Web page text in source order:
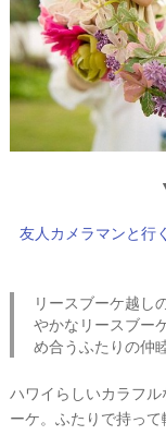
友人カメラマンと行
リースブーケ越し
やかなリースブー
め合うふたりの仲
ハワイらしいカラフ
ーケ。ふたりで持っ